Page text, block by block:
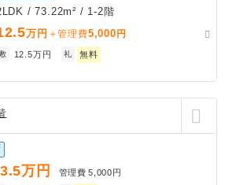
/ 73.22m² / 1-2階
万円 ＋管理費5,000 円
12.5万円 礼 無料
万円 管理費 5,000円